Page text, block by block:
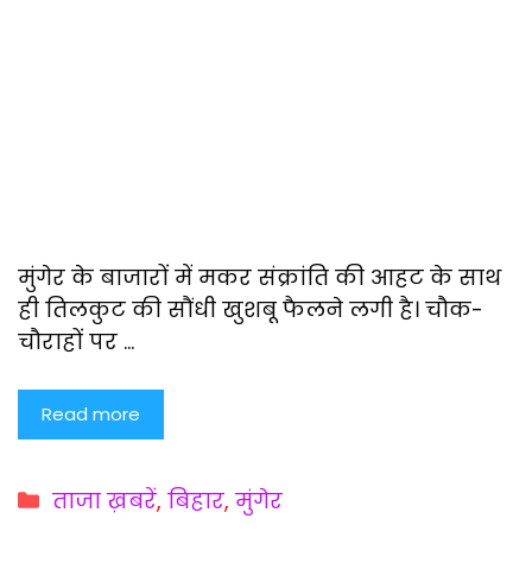
मुंगेर के बाजारों में मकर संक्रांति की आहट के साथ
ही तिलकुट की सौंधी खुशबू फैलने लगी है। चौक-
चौराहों पर …
Read more
Categories
ताजा ख़बरें, बिहार, मुंगेर